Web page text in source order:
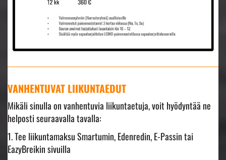
VANHENTUVAT LIIKUNTAEDUT
Mikäli sinulla on vanhentuvia liikuntaetuja, voit hyödyntää ne
helposti seuraavalla tavalla:
1. Tee liikuntamaksu Smartumin, Edenredin, E-Passin tai
EazyBreikin sivuilla